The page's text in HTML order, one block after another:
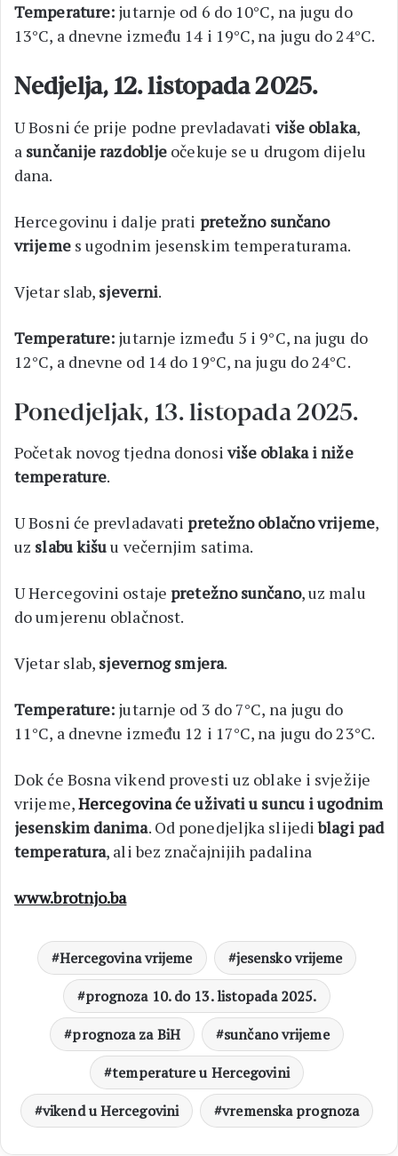
Temperature: jutarnje od 6 do 10°C, na jugu do
13°C, a dnevne između 14 i 19°C, na jugu do 24°C.
Nedjelja, 12. listopada 2025.
U Bosni će prije podne prevladavativiše oblaka,
a sunčanije razdoblje očekuje se u drugom dijelu
dana.
Hercegovinu i dalje prati pretežno sunčano
vrijemes ugodnim jesenskim temperaturama.
Vjetar slab, sjeverni.
Temperature: jutarnje između 5 i 9°C, na jugu do
12°C, a dnevne od 14 do 19°C, na jugu do 24°C.
Ponedjeljak, 13. listopada 2025.
Početak novog tjedna donosiviše oblaka i niže
temperature.
U Bosni će prevladavatipretežno oblačno vrijeme,
uz slabu kišuu večernjim satima.
U Hercegovini ostajepretežno sunčano, uz malu
do umjerenu oblačnost.
Vjetar slab, sjevernog smjera.
Temperature: jutarnje od 3 do 7°C, na jugu do
11°C, a dnevne između 12 i 17°C, na jugu do 23°C.
Dok će Bosna vikend provesti uz oblake i svježije
vrijeme,Hercegovinaće uživati u suncu i ugodnim
jesenskim danima. Od ponedjeljka slijediblagi pad
temperatura, ali bez značajnijih padalina
www.brotnjo.ba
Hercegovina vrijeme
jesensko vrijeme
prognoza 10. do 13. listopada 2025.
prognoza za BiH
sunčano vrijeme
temperature u Hercegovini
vikend u Hercegovini
vremenska prognoza